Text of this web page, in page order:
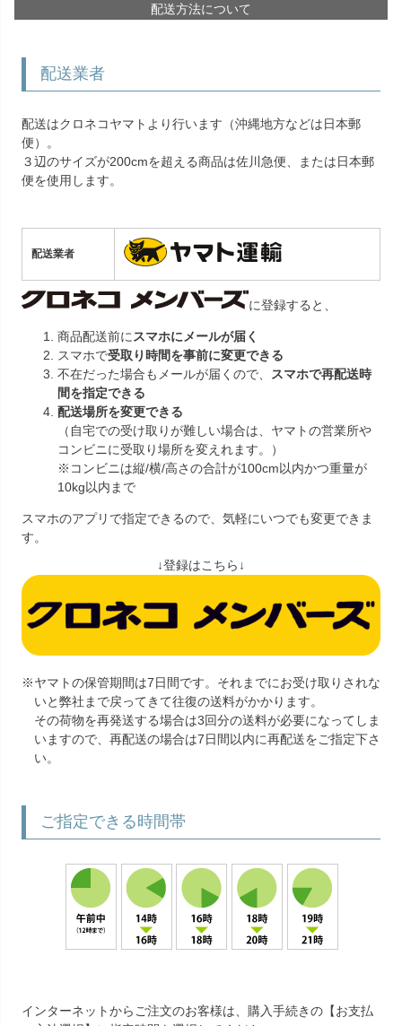
配送方法について
配送業者
配送はクロネコヤマトより行います（沖縄地方などは日本郵
便）。
３辺のサイズが200cmを超える商品は佐川急便、または日本郵
便を使用します。
配送業者
に登録すると、
商品配送前に スマホにメールが届く
スマホで受取り時間を事前に変更できる
不在だった場合もメールが届くので、
スマホで再配送時
間を指定できる
配送場所を変更できる
（自宅での受け取りが難しい場合は、ヤマトの営業所や
コンビニに受取り場所を変えれます。）
※コンビニは縦/横/高さの合計が100cm以内かつ重量が
10kg以内まで
スマホのアプリで指定できるので、気軽にいつでも変更できま
す。
↓登録はこちら↓
※ヤマトの保管期間は7日間です。それまでにお受け取りされな
いと弊社まで戻ってきて往復の送料がかかります。
その荷物を再発送する場合は3回分の送料が必要になってしま
いますので、再配送の場合は7日間以内に再配送をご指定下さ
い。
ご指定できる時間帯
インターネットからご注文のお客様は、購入手続きの【お支払